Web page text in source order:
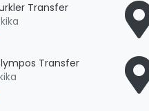
Transfer
Transfer